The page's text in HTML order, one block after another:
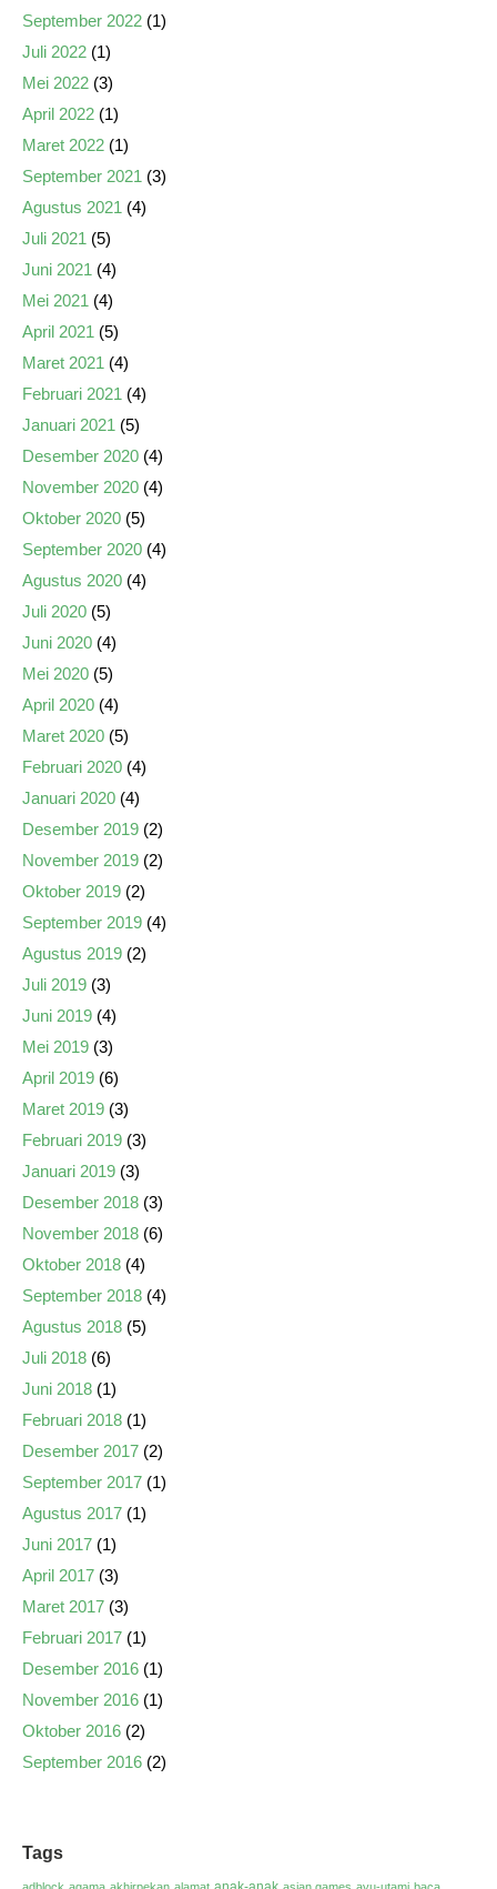
September 2022 (1)
Juli 2022 (1)
Mei 2022 (3)
April 2022 (1)
Maret 2022 (1)
September 2021 (3)
Agustus 2021 (4)
Juli 2021 (5)
Juni 2021 (4)
Mei 2021 (4)
April 2021 (5)
Maret 2021 (4)
Februari 2021 (4)
Januari 2021 (5)
Desember 2020 (4)
November 2020 (4)
Oktober 2020 (5)
September 2020 (4)
Agustus 2020 (4)
Juli 2020 (5)
Juni 2020 (4)
Mei 2020 (5)
April 2020 (4)
Maret 2020 (5)
Februari 2020 (4)
Januari 2020 (4)
Desember 2019 (2)
November 2019 (2)
Oktober 2019 (2)
September 2019 (4)
Agustus 2019 (2)
Juli 2019 (3)
Juni 2019 (4)
Mei 2019 (3)
April 2019 (6)
Maret 2019 (3)
Februari 2019 (3)
Januari 2019 (3)
Desember 2018 (3)
November 2018 (6)
Oktober 2018 (4)
September 2018 (4)
Agustus 2018 (5)
Juli 2018 (6)
Juni 2018 (1)
Februari 2018 (1)
Desember 2017 (2)
September 2017 (1)
Agustus 2017 (1)
Juni 2017 (1)
April 2017 (3)
Maret 2017 (3)
Februari 2017 (1)
Desember 2016 (1)
November 2016 (1)
Oktober 2016 (2)
September 2016 (2)
Tags